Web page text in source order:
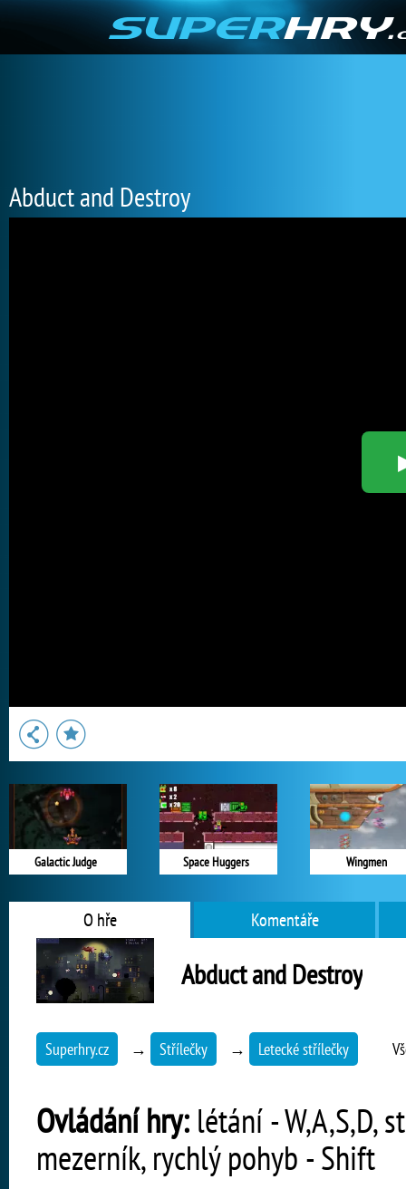
Abduct and Destroy
Galactic Judge Space Huggers Wingmen
O hře Komentáře
Abduct and Destroy
Superhry.cz → Střílečky → Letecké střílečky
Ovládání hry: létání - W,A,S,D,
mezerník, rychlý pohyb - Shift